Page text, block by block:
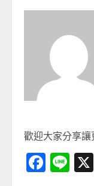
歡迎大家分享讓